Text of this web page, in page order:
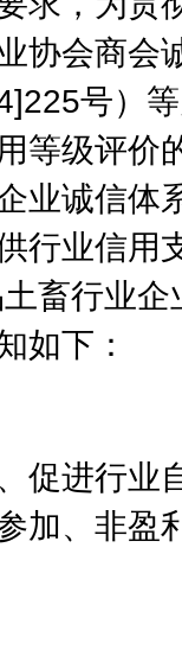
协会商会
号）
等级评价
业诚信体
行业信用
畜行业
如下：
促进行业
加、非盈